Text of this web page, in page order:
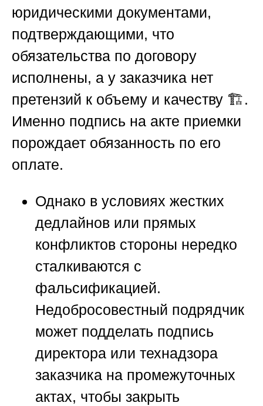
юридическими документами,
подтверждающими, что
обязательства по договору
исполнены, а у заказчика нет
претензий к объему и качеству 🏗️.
Именно подпись на акте приемки
порождает обязанность по его
оплате.
Однако в условиях жестких
дедлайнов или прямых
конфликтов стороны нередко
сталкиваются с
фальсификацией.
Недобросовестный подрядчик
может подделать подпись
директора или технадзора
заказчика на промежуточных
актах, чтобы закрыть